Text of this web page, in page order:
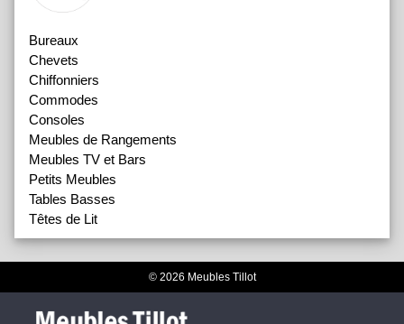
Bureaux
Chevets
Chiffonniers
Commodes
Consoles
Meubles de Rangements
Meubles TV et Bars
Petits Meubles
Tables Basses
Têtes de Lit
© 2026 Meubles Tillot